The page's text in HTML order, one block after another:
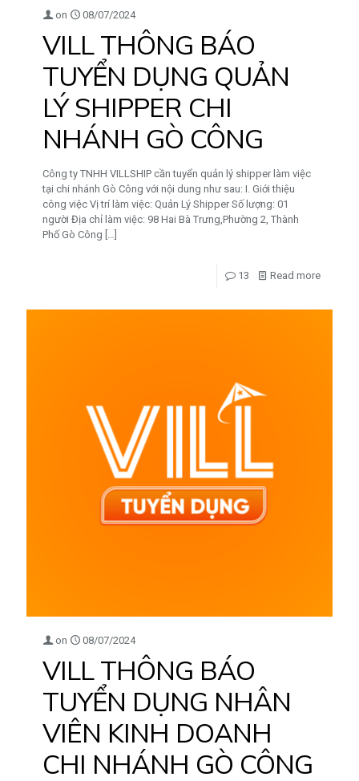
on 08/07/2024
VILL THÔNG BÁO
TUYỂN DỤNG QUẢN
LÝ SHIPPER CHI
NHÁNH GÒ CÔNG
Công ty TNHH VILLSHIP cần tuyển quản lý shipper làm việc
tại chi nhánh Gò Công với nội dung như sau: I. Giới thiệu
công việc Vị trí làm việc: Quản Lý Shipper Số lượng: 01
người Địa chỉ làm việc: 98 Hai Bà Trưng,Phường 2, Thành
Phố Gò Công […]
13 Read more
on 08/07/2024
VILL THÔNG BÁO
TUYỂN DỤNG NHÂN
VIÊN KINH DOANH
CHI NHÁNH GÒ CÔNG